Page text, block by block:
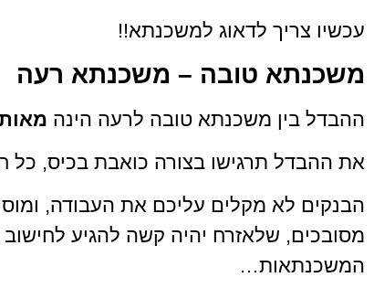
עכשיו צריך לדאוג למשכנתא!!
משכנתא טובה – משכנתא רעה
ההבדל בין משכנתא טובה לרעה הינה
את ההבדל תרגישו בצורה כואבת בכיס, כל
הבנקים לא מקלים עליכם את העבודה,
מסובכים, שלאזרח יהיה קשה להגיע לחישוב
המשכנתאות…